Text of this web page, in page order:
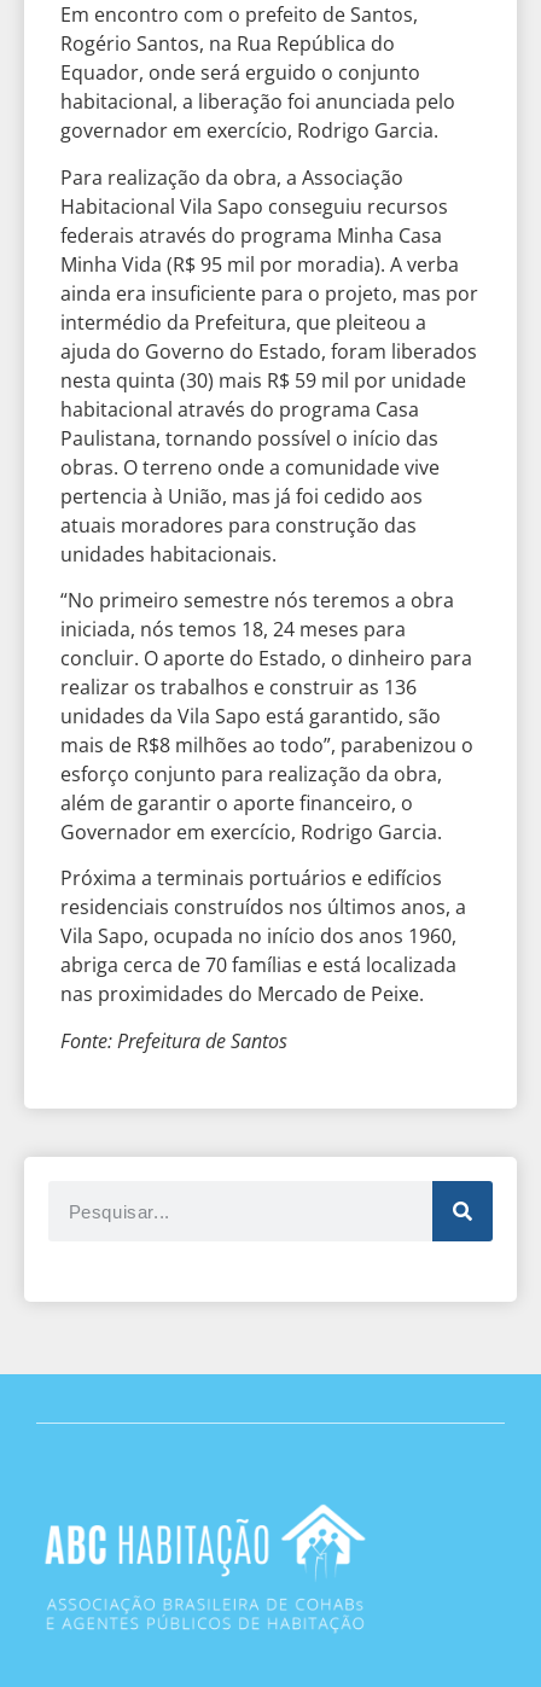
Em encontro com o prefeito de Santos,
Rogério Santos, na Rua República do
Equador, onde será erguido o conjunto
habitacional, a liberação foi anunciada pelo
governador em exercício, Rodrigo Garcia.
Para realização da obra, a Associação
Habitacional Vila Sapo conseguiu recursos
federais através do programa Minha Casa
Minha Vida (R$ 95 mil por moradia). A verba
ainda era insuficiente para o projeto, mas por
intermédio da Prefeitura, que pleiteou a
ajuda do Governo do Estado, foram liberados
nesta quinta (30) mais R$ 59 mil por unidade
habitacional através do programa Casa
Paulistana, tornando possível o início das
obras. O terreno onde a comunidade vive
pertencia à União, mas já foi cedido aos
atuais moradores para construção das
unidades habitacionais.
“No primeiro semestre nós teremos a obra
iniciada, nós temos 18, 24 meses para
concluir. O aporte do Estado, o dinheiro para
realizar os trabalhos e construir as 136
unidades da Vila Sapo está garantido, são
mais de R$8 milhões ao todo”, parabenizou o
esforço conjunto para realização da obra,
além de garantir o aporte financeiro, o
Governador em exercício, Rodrigo Garcia.
Próxima a terminais portuários e edifícios
residenciais construídos nos últimos anos, a
Vila Sapo, ocupada no início dos anos 1960,
abriga cerca de 70 famílias e está localizada
nas proximidades do Mercado de Peixe.
Fonte: Prefeitura de Santos